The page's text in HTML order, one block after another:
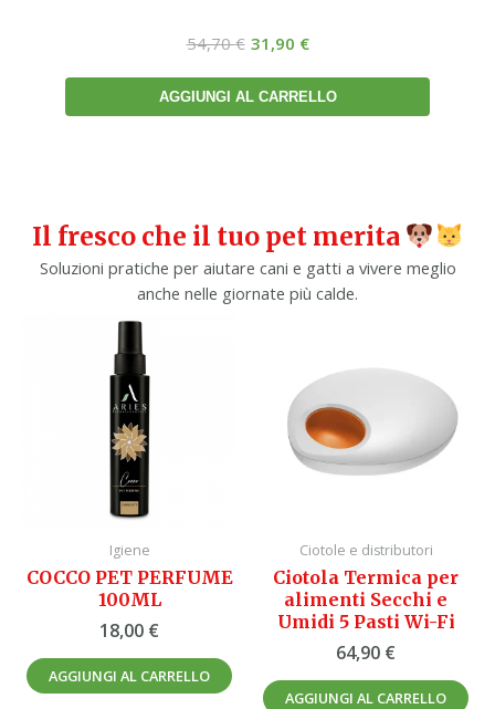
54,70€ 31,90 €
AGGIUNGI AL CARRELLO
Il fresco che il tuo pet merita
Soluzioni pratiche per aiutare cani e gatti a vivere meglio
anche nelle giornate più calde.
Igiene
COCCO PET PERFUME
100ML
18,00 €
AGGIUNGI AL CARRELLO
Ciotole e distributori
Ciotola Termica per
alimenti Secchi e
Umidi 5 Pasti Wi-Fi
64,90 €
AGGIUNGI AL CARRELLO